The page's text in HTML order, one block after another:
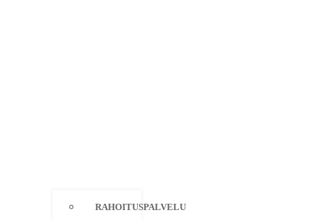
RAHOITUSPALVELU